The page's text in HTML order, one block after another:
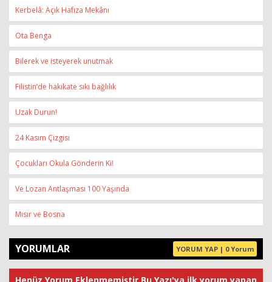
Kerbelâ: Açık Hafıza Mekânı
Ota Benga
Bilerek ve isteyerek unutmak
Filistin’de hakikate sıkı bağlılık
Uzak Durun!
24 Kasım Çizgisi
Çocukları Okula Gönderin Ki!
Ve Lozan Antlaşması 100 Yaşında
Mısır ve Bosna
YORUMLAR YORUM YAP | 0 Yorum